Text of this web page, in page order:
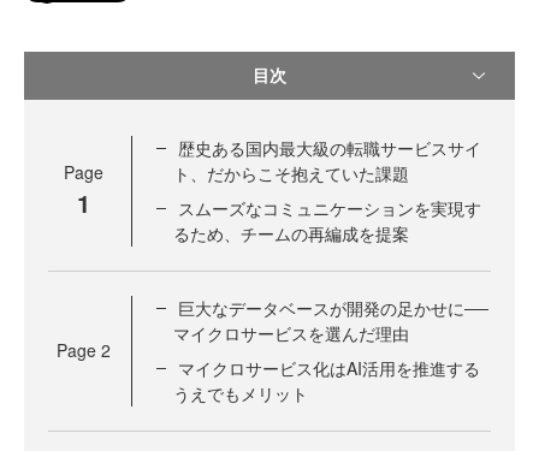
目次
Page
1
歴史ある国内最大級の転職サービスサイ
ト、だからこそ抱えていた課題
スムーズなコミュニケーションを実現す
るため、チームの再編成を提案
Page 2
巨大なデータベースが開発の足かせに──
マイクロサービスを選んだ理由
マイクロサービス化はAI活用を推進する
うえでもメリット